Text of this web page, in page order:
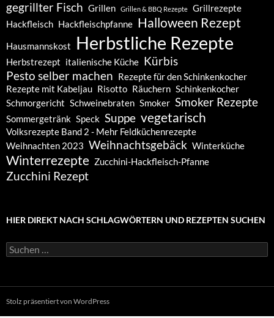
gegrillter Fisch Grillen Grillen & BBQ Rezepte
Grillrezepte
Hackfleisch Hackfleischpfanne Halloween Rezept
Hausmannskost Herbstliche Rezepte
Herbstrezept italienische Küche Kürbis
Pesto selber machen Rezepte für den Schinkenkocher
Rezepte mit Kabeljau Risotto Räuchern Schinkenkocher
Schmorgericht Schweinebraten Smoker Smoker Rezepte
Sommergetränk Speck Suppe vegetarisch
Volksrezepte Band 2 - Mehr Feldküchenrezepte
Weihnachten 2023 Weihnachtsgebäck Winterküche
Winterrezepte Zucchini-Hackfleisch-Pfanne
Zucchini Rezept
HIER DIREKT NACH SCHLAGWÖRTERN UND REZEPTEN SUCHEN
Suchen
nach:
Stolz präsentiert von WordPress